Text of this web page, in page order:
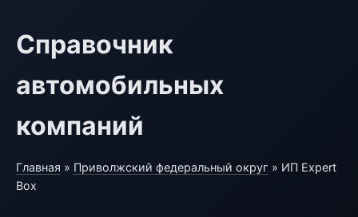
Справочник
автомобильных
компаний
Главная » Приволжский федеральный округ » ИП Expert
Box